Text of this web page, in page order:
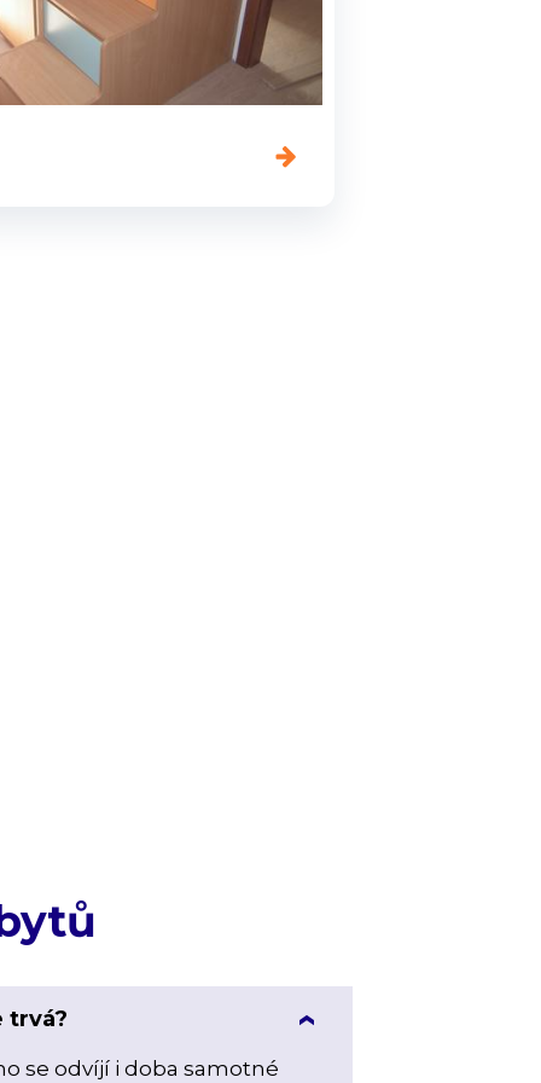
trvá?
se odvíjí i doba samotné